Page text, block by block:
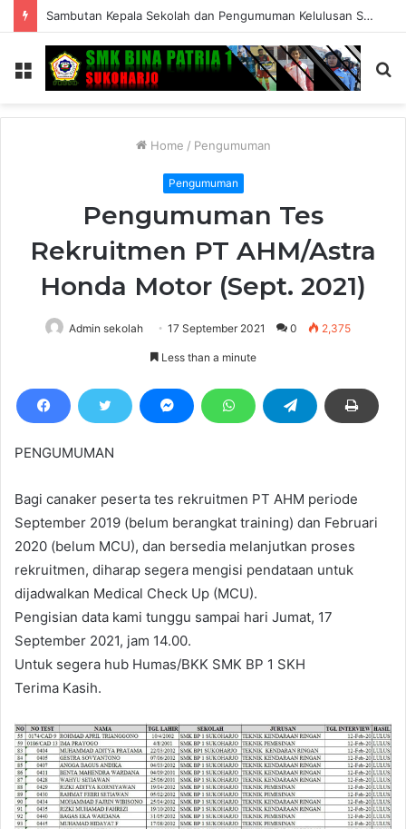
Sambutan Kepala Sekolah dan Pengumuman Kelulusan SMK Bina Patria 1 Sukoharjo Tahun Ajaran 2025/2026
Menu
Home / Pengumuman
Pengumuman
Pengumuman Tes
Rekruitmen PT AHM/Astra
Honda Motor (Sept. 2021)
Admin sekolah 17 September 2021 0 2,375
Less than a minute
PENGUMUMAN
Bagi canaker peserta tes rekruitmen PT AHM periode
September 2019 (belum berangkat training) dan Februari
2020 (belum MCU), dan bersedia melanjutkan proses
rekruitmen, diharap segera mengisi pendataan untuk
dijadwalkan Medical Check Up (MCU).
Pengisian data kami tunggu sampai hari Jumat, 17
September 2021, jam 14.00.
Untuk segera hub Humas/BKK SMK BP 1 SKH
Terima Kasih.